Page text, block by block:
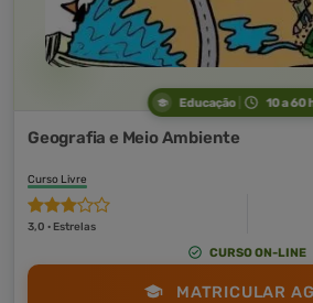
Educação 10 a 60
Geografia e Meio Ambiente
Curso Livre
3,0 · Estrelas
CURSO ON-LINE
MATRICULAR